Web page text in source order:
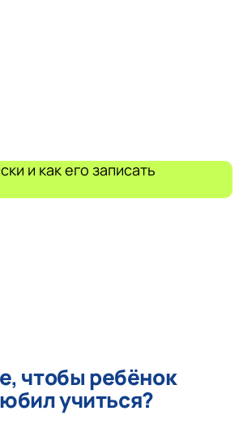
и как его записать
чтобы ребёнок
учиться?